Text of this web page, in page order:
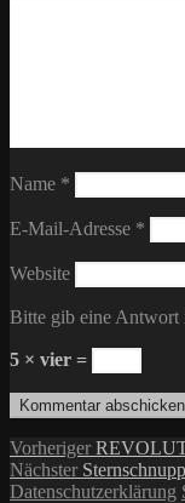
Name *
E-Mail-Adresse *
Website
Bitte gib eine Antwort
5 × vier =
Vorheriger Vorheriger
Beitrag:
Nächster Nächster
Beitrag:
Datenschutzerklärung